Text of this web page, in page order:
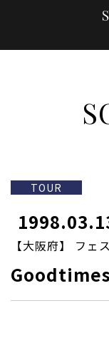
TOUR
【大阪府】 フェ